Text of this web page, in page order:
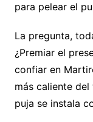
para pelear el
La pregunta,
¿Premiar el
confiar en
más caliente
puja se instala